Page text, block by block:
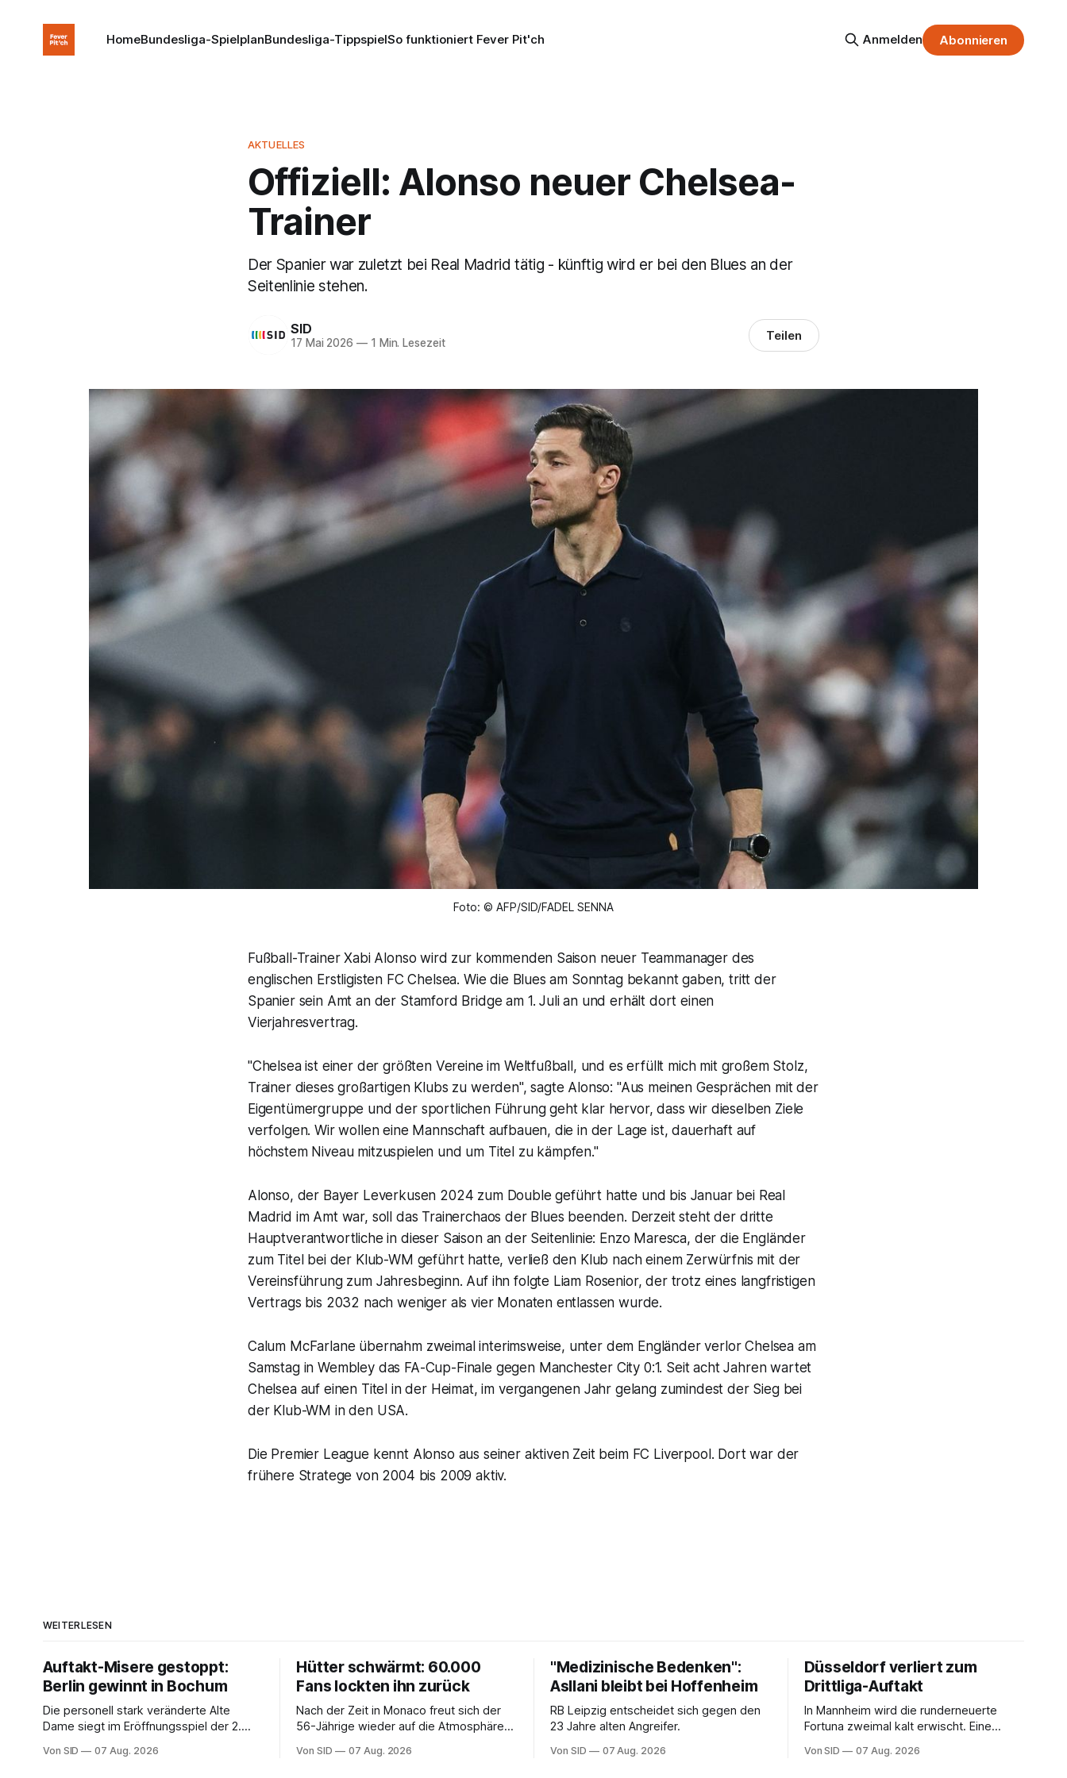
HomeBundesliga-SpielplanBundesliga-TippspielSo funktioniert Fever Pit'ch Anmelden Abonnieren
AKTUELLES
Offiziell: Alonso neuer Chelsea-
Trainer
Der Spanier war zuletzt bei Real Madrid tätig - künftig wird er bei den Blues an der
Seitenlinie stehen.
SID
17 Mai 2026 —1 Min. Lesezeit Teilen
Foto: © AFP/SID/FADEL SENNA
Fußball-Trainer Xabi Alonso wird zur kommenden Saison neuer Teammanager des
englischen Erstligisten FC Chelsea. Wie die Blues am Sonntag bekannt gaben, tritt der
Spanier sein Amt an der Stamford Bridge am 1. Juli an und erhält dort einen
Vierjahresvertrag.
"Chelsea ist einer der größten Vereine im Weltfußball, und es erfüllt mich mit großem Stolz,
Trainer dieses großartigen Klubs zu werden", sagte Alonso: "Aus meinen Gesprächen mit der
Eigentümergruppe und der sportlichen Führung geht klar hervor, dass wir dieselben Ziele
verfolgen. Wir wollen eine Mannschaft aufbauen, die in der Lage ist, dauerhaft auf
höchstem Niveau mitzuspielen und um Titel zu kämpfen."
Alonso, der Bayer Leverkusen 2024 zum Double geführt hatte und bis Januar bei Real
Madrid im Amt war, soll das Trainerchaos der Blues beenden. Derzeit steht der dritte
Hauptverantwortliche in dieser Saison an der Seitenlinie: Enzo Maresca, der die Engländer
zum Titel bei der Klub-WM geführt hatte, verließ den Klub nach einem Zerwürfnis mit der
Vereinsführung zum Jahresbeginn. Auf ihn folgte Liam Rosenior, der trotz eines langfristigen
Vertrags bis 2032 nach weniger als vier Monaten entlassen wurde.
Calum McFarlane übernahm zweimal interimsweise, unter dem Engländer verlor Chelsea am
Samstag in Wembley das FA-Cup-Finale gegen Manchester City 0:1. Seit acht Jahren wartet
Chelsea auf einen Titel in der Heimat, im vergangenen Jahr gelang zumindest der Sieg bei
der Klub-WM in den USA.
Die Premier League kennt Alonso aus seiner aktiven Zeit beim FC Liverpool. Dort war der
frühere Stratege von 2004 bis 2009 aktiv.
WEITERLESEN
Auftakt-Misere gestoppt:
Berlin gewinnt in Bochum
Die personell stark veränderte Alte
Dame siegt im Eröffnungsspiel der 2.
Von SID 07 Aug. 2026
Hütter schwärmt: 60.000
Fans lockten ihn zurück
Nach der Zeit in Monaco freut sich der
56-Jährige wieder auf die Atmosphäre in
Von SID 07 Aug. 2026
"Medizinische Bedenken":
Asllani bleibt bei Hoffenheim
RB Leipzig entscheidet sich gegen den
23 Jahre alten Angreifer.
Von SID 07 Aug. 2026
Düsseldorf verliert zum
Drittliga-Auftakt
In Mannheim wird die runderneuerte
Fortuna zweimal kalt erwischt. Eine
Anfangsphase sorgt für Zündstoff.
Von SID 07 Aug. 2026